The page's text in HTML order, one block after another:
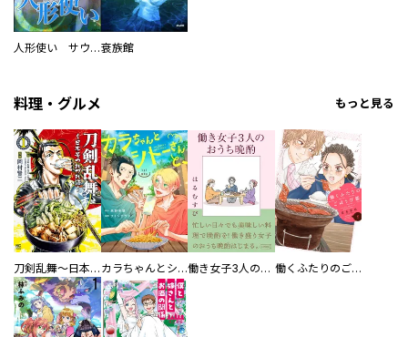
人形使い サウジーネ・サーカス団衰族館
料理・グルメ もっと見る
刀剣乱舞～日本号つれづれ酒～ カラちゃんとシトーさんと、 【分冊版】 働き女子3人のおうち晩酌 働くふたりのごほうび飯